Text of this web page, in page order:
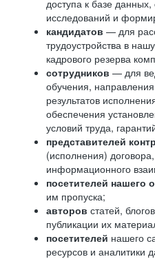
доступа к базе
исследований и
кандидатов — для
трудоустройства в
кадрового резерва
сотрудников — для
обучения,
результатов
обеспечения
условий труда,
представителей
(исполнения)
информационного
посетителей нашего
им пропуска;
авторов статей,
публикации их
посетителей нашего
ресурсов и аналитики